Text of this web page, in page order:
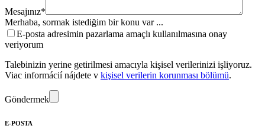
Mesajınız*
Merhaba, sormak istediğim bir konu var ...
E-posta adresimin pazarlama amaçlı kullanılmasına onay
veriyorum
Talebinizin yerine getirilmesi amacıyla kişisel verilerinizi işliyoruz.
Viac informácií nájdete v kişisel verilerin korunması bölümü.
Göndermek
E-POSTA